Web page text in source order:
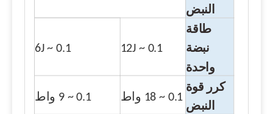
النبض
طاقة
نبضة
واحدة
0.1 ~ 12J
0.1 ~ 6J
كرر قوة
النبض
0.1 ~ 18 واط 0.1 ~ 9 واط